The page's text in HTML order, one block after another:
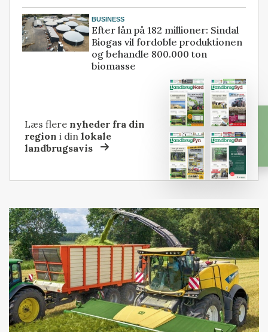
BUSINESS
Efter lån på 182 millioner: Sindal
Biogas vil fordoble produktionen
og behandle 800.000 ton
biomasse
Læs flere nyheder fra din
region i dinlokale
landbrugsavis